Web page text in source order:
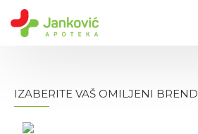
IZABERITE VAŠ OMILJENI BREND